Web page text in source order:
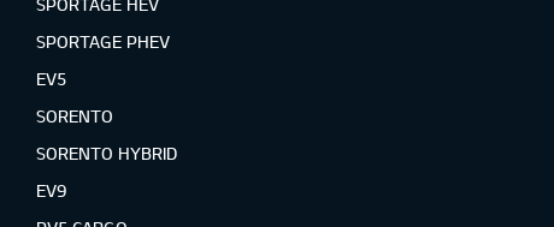
SPORTAGE PHEV
EV5
SORENTO
SORENTO HYBRID
EV9